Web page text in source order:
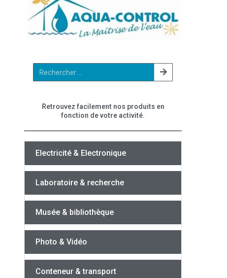
Retrouvez facilement nos produits en
fonction de votre activité.
Electricité & Electronique
Laboratoire & recherche
Musée & bibliothèque
Photo & Vidéo
Conteneur & transport